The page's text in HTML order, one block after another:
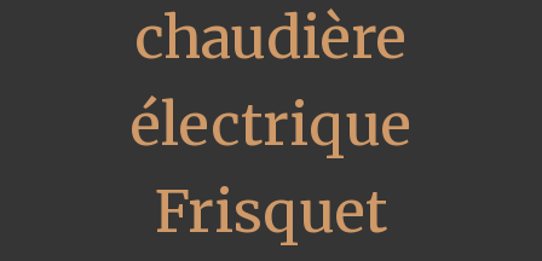
chaudière
électrique
Frisquet